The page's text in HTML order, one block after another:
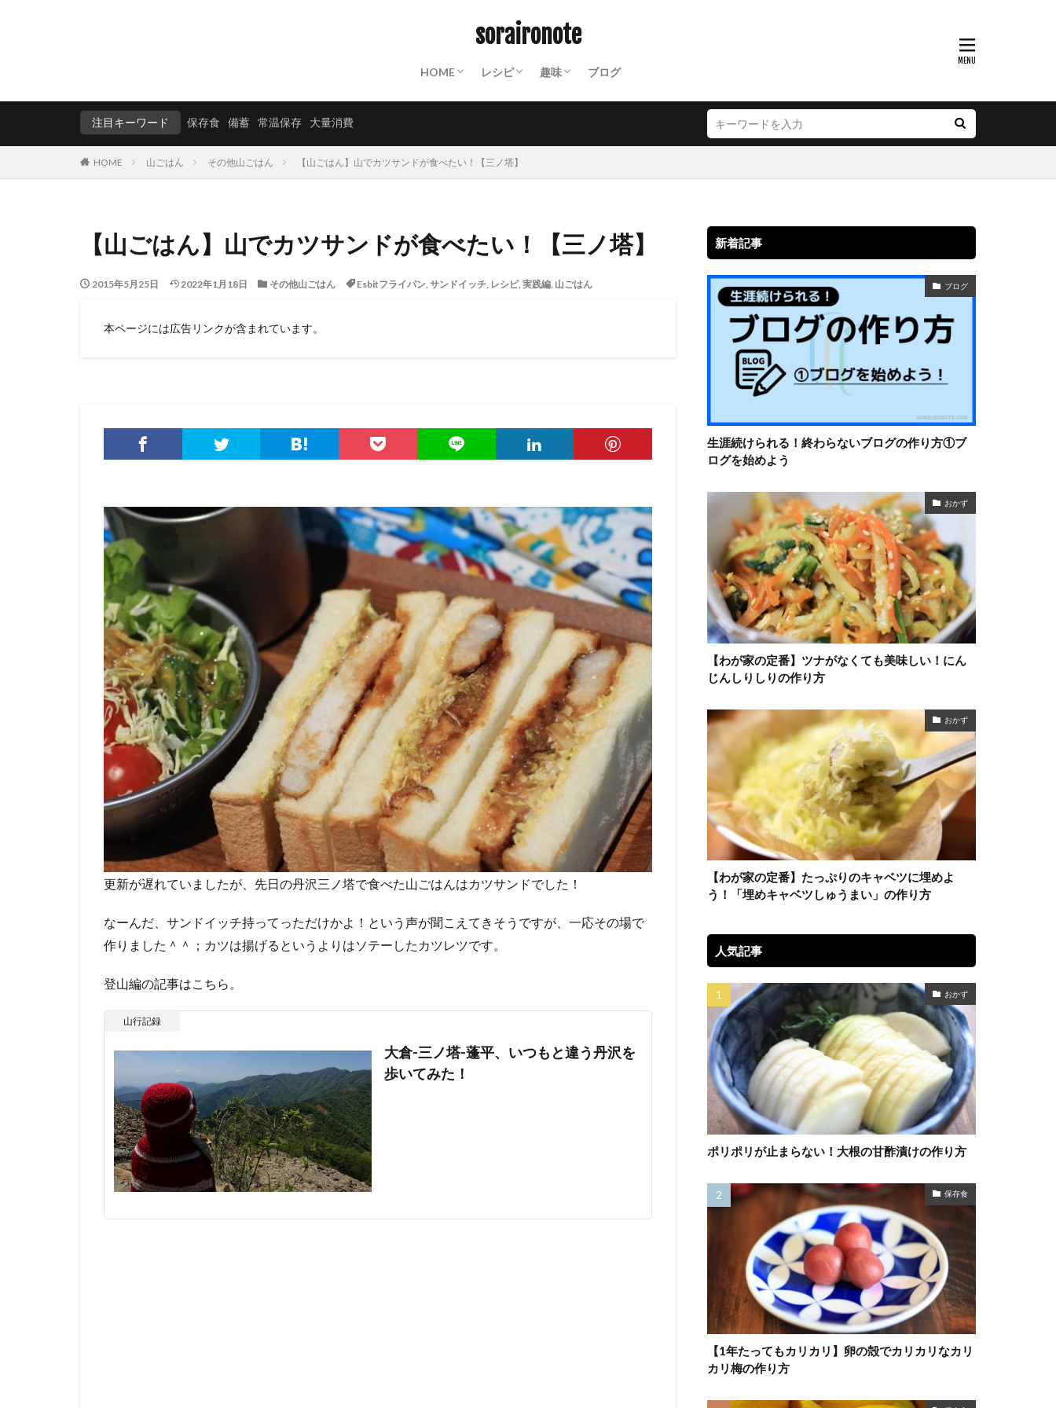
soraironote
HOME
ABOUT
終活ノート
備蓄ノート：常温保存食材リスト
防災ノート：防災グッズリスト
保存食カレンダー
動画撮影機材
山装備一覧
レシピ
保存食
パスタ
クスクス
ご飯もの
パン
おかず
スイーツ
麺類
飲み物
世界の料理
粉もの
調味料
インスタント
山ごはん
趣味
Mt.
沼津散策
お遍路
PHOTO
週末百姓生活
NOTES
ブログ
注目キーワード 保存食 備蓄 常温保存 大量消費
HOME 山ごはん その他山ごはん 【山ごはん】山でカツサンドが食べたい！【三ノ塔】
【山ごはん】山でカツサンドが食べたい！【三ノ塔】
2015年5月25日 2022年1月18日 その他山ごはん Esbitフライパン, サンドイッチ, レシピ, 実践編, 山ごはん
本ページには広告リンクが含まれています。
更新が遅れていましたが、先日の丹沢三ノ塔で食べた山ごはんはカツサンドでした！
なーんだ、サンドイッチ持ってっただけかよ！という声が聞こえてきそうですが、一応その場で
作りました＾＾；カツは揚げるというよりはソテーしたカツレツです。
登山編の記事はこちら。
山行記録
大倉-三ノ塔-蓬平、いつもと違う丹沢を
歩いてみた！
新着記事
ブログ
生涯続けられる！終わらないブログの作り方①ブ
ログを始めよう
おかず
【わが家の定番】ツナがなくても美味しい！にん
じんしりしりの作り方
おかず
【わが家の定番】たっぷりのキャベツに埋めよ
う！「埋めキャベツしゅうまい」の作り方
人気記事
おかず
ポリポリが止まらない！大根の甘酢漬けの作り方
保存食
【1年たってもカリカリ】卵の殻でカリカリなカリ
カリ梅の作り方